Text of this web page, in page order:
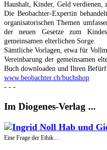
Haushalt, Kinder, Geld verdienen,
Die Beobachter-Expertin
organisatorischen Themen
der neuen Gesetze zum
gemeinsamen elterlichen Sorge.
Sämtliche Vorlagen, etwa für
Vereinbarung der gemeinsamen
Buch downloaden und Ihren
www.beobachter.ch/buchshop
- - -
Im Diogenes-Verlag ...
Eine Frage der Ethik ...